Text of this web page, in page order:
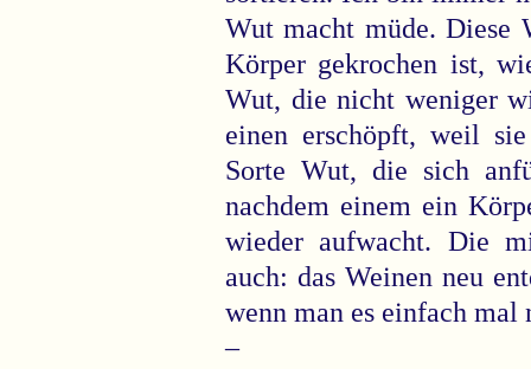
Wut macht müde. Diese
Körper gekrochen ist,
Wut, die nicht weniger
einen erschöpft, weil
Sorte Wut, die sich
nachdem einem ein
wieder aufwacht. Die
auch: das Weinen neu
wenn man es einfach
–